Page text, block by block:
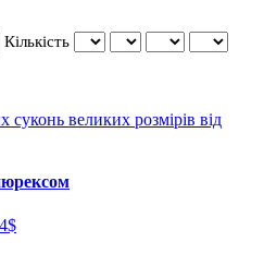
Кількість